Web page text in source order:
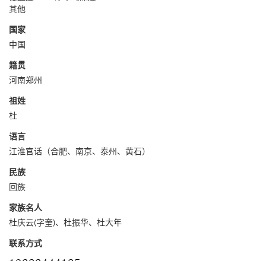
其他
国家
中国
籍贯
河南郑州
祖姓
杜
语言
江淮官话（合肥、南京、泰州、黄石）
民族
回族
家族名人
杜庆云(字奎)、杜振华、杜大年
联系方式